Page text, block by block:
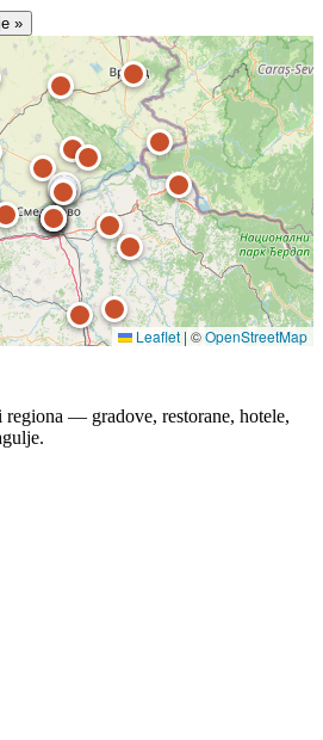
»
Leaflet | ©OpenStreetMap
— gradove, restorane, hotele,